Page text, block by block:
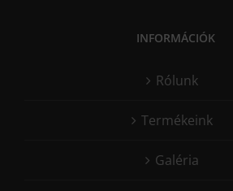
INFORMÁCIÓK
Rólunk
Termékeink
Galéria